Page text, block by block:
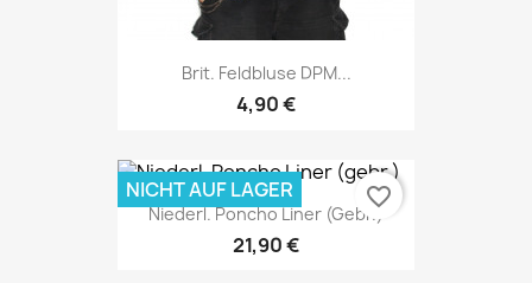
Brit. Feldbluse DPM...
4,90 €
Niederl. Poncho Liner (gebr.)
21,90 €
NICHT AUF LAGER favorite_border